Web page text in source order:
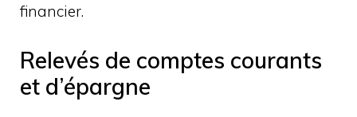
financier.
Relevés de comptes courants
et d’épargne